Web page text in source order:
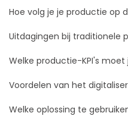
Hoe volg je je productie op
Uitdagingen bij traditionele
Welke productie-KPI's moet
Voordelen van het
Welke oplossing te